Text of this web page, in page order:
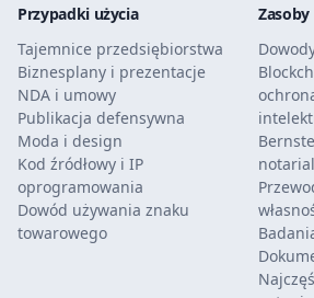
Przypadki użycia
Tajemnice przedsiębiorstwa
Biznesplany i prezentacje
NDA i umowy
Publikacja defensywna
Moda i design
Kod źródłowy i IP
oprogramowania
Dowód używania znaku
towarowego
Zasoby